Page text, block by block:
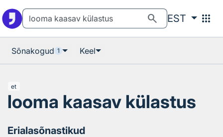
search EST apps
Sõnakogud 1 Keel
et
looma kaasav külastus
Erialasõnastikud